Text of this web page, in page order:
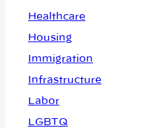
Healthcare
Housing
Immigration
Infrastructure
Labor
LGBTQ